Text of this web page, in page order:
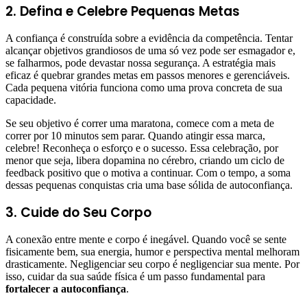
2. Defina e Celebre Pequenas Metas
A confiança é construída sobre a evidência da competência. Tentar
alcançar objetivos grandiosos de uma só vez pode ser esmagador e,
se falharmos, pode devastar nossa segurança. A estratégia mais
eficaz é quebrar grandes metas em passos menores e gerenciáveis.
Cada pequena vitória funciona como uma prova concreta de sua
capacidade.
Se seu objetivo é correr uma maratona, comece com a meta de
correr por 10 minutos sem parar. Quando atingir essa marca,
celebre! Reconheça o esforço e o sucesso. Essa celebração, por
menor que seja, libera dopamina no cérebro, criando um ciclo de
feedback positivo que o motiva a continuar. Com o tempo, a soma
dessas pequenas conquistas cria uma base sólida de autoconfiança.
3. Cuide do Seu Corpo
A conexão entre mente e corpo é inegável. Quando você se sente
fisicamente bem, sua energia, humor e perspectiva mental melhoram
drasticamente. Negligenciar seu corpo é negligenciar sua mente. Por
isso, cuidar da sua saúde física é um passo fundamental para
fortalecer a autoconfiança.